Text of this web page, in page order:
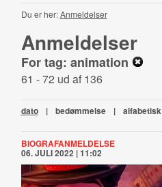
Du er her:Anmeldelser
Anmeldelser
For tag: animation
61 - 72 ud af 136
dato | bedømmelse | alfabetisk
BIOGRAFANMELDELSE
06. JULI 2022 | 11:02